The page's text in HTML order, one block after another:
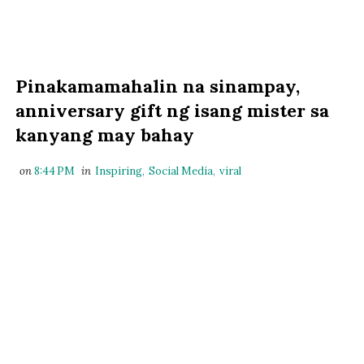
Pinakamamahalin na sinampay,
anniversary gift ng isang mister sa
kanyang may bahay
on8:44 PM in Inspiring, Social Media, viral